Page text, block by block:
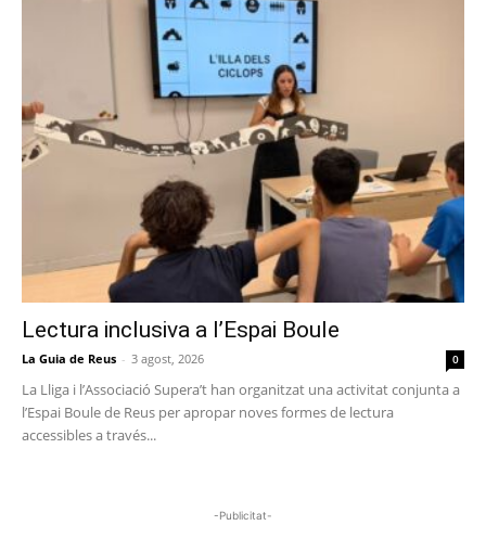
Lectura inclusiva a l’Espai Boule
La Guia de Reus - 3 agost, 2026 0
La Lliga i l’Associació Supera’t han organitzat una activitat conjunta a
l’Espai Boule de Reus per apropar noves formes de lectura
accessibles a través...
-Publicitat-